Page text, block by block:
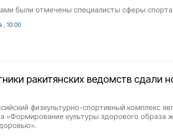
были отмечены специалисты сферы
, 10:00
ракитянских ведомств сдали
физкультурно-спортивный комплекс
«Формирование культуры здорового образа